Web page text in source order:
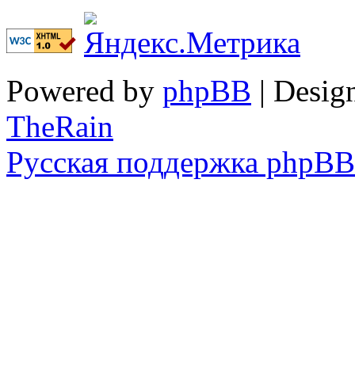
Powered by phpBB |
TheRain
Русская поддержка phpBB